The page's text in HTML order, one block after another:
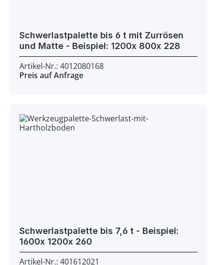
Schwerlastpalette bis 6 t mit Zurrösen
und Matte - Beispiel: 1200x 800x 228
Artikel-Nr.: 4012080168
Preis auf Anfrage
Schwerlastpalette bis 7,6 t - Beispiel:
1600x 1200x 260
Artikel-Nr.: 401612021